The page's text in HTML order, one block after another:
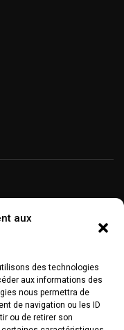
aux
des technologies
aux informations des
nous permettra de
de navigation ou les ID
ou de retirer son